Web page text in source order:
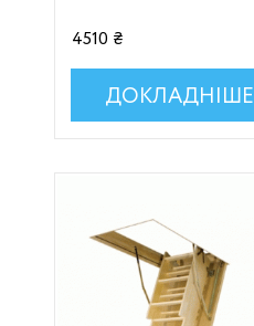
4510 ₴
ДОКЛАДНІШЕ